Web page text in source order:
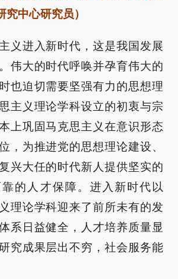
中心研究员）
义进入新时代，这是我国发展
伟大的时代呼唤并孕育伟大的
也迫切需要坚强有力的思想理
主义理论学科设立的初衷与宗
上巩固马克思主义在意识形态
，为推进党的思想理论建设、
兴大任的时代新人提供坚实的
的人才保障。进入新时代以
理论学科迎来了前所未有的发
系日益健全，人才培养质量显
究成果层出不穷，社会服务能